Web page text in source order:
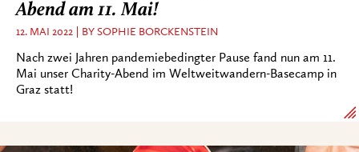
Abend am 11. Mai!
12. MAI 2022 BY SOPHIE BORCKENSTEIN
Nach zwei Jahren pandemiebedingter Pause fand nun am 11.
Mai unser Charity-Abend im Weltweitwandern-Basecamp in
Graz statt!